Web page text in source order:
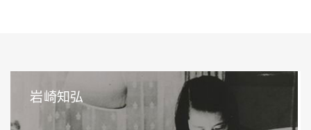
岩崎知弘